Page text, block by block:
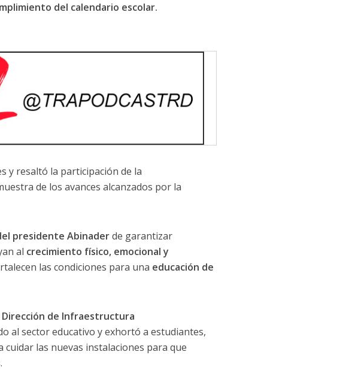
del calendario escolar.
y resaltó la participación de la
de los avances alcanzados por la
presidente Abinaderde garantizar
al crecimiento físico, emocional y
las condiciones para una educación de
Dirección de Infraestructura
al sector educativo y exhortó a estudiantes,
cuidar las nuevas instalaciones para que